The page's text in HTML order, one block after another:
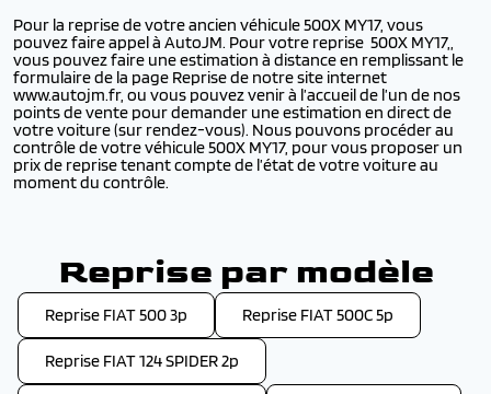
Pour la reprise de votre ancien véhicule 500X MY17, vous
pouvez faire appel à AutoJM. Pour votre reprise 500X MY17,,
vous pouvez faire une estimation à distance en remplissant le
formulaire de la page Reprise de notre site internet
www.autojm.fr, ou vous pouvez venir à l’accueil de l’un de nos
points de vente pour demander une estimation en direct de
votre voiture (sur rendez-vous). Nous pouvons procéder au
contrôle de votre véhicule 500X MY17, pour vous proposer un
prix de reprise tenant compte de l’état de votre voiture au
moment du contrôle.
Reprise par modèle
Reprise FIAT 500 3p Reprise FIAT 500C 5p
Reprise FIAT 124 SPIDER 2p